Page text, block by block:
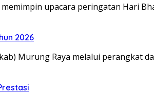
upacara peringatan Hari
2026
Murung Raya melalui perangkat